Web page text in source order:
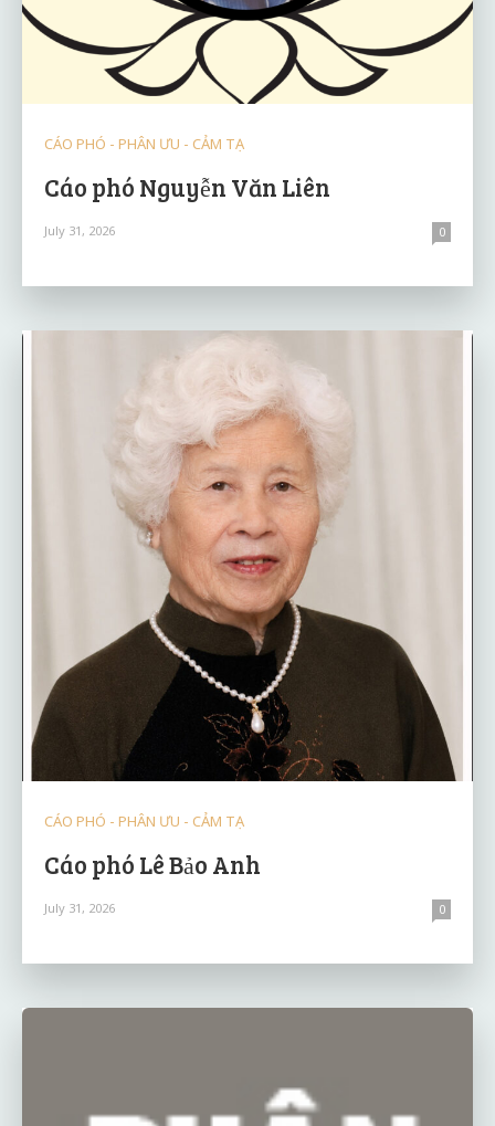
CÁO PHÓ - PHÂN ƯU - CẢM TẠ
Cáo phó Nguyễn Văn Liên
July 31, 2026 0
CÁO PHÓ - PHÂN ƯU - CẢM TẠ
Cáo phó Lê Bảo Anh
July 31, 2026 0